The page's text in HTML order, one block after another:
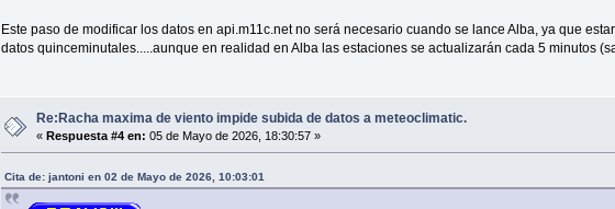
Este paso de modificar los datos en api.m11c.net no será necesario cuando se lance Alba, ya que
datos quinceminutales.....aunque en realidad en Alba las estaciones se actualizarán cada 5 minutos
Re:Racha maxima de viento impide subida de datos a meteoclimatic.
«Respuesta #4 en: 05 de Mayo de 2026, 18:30:57 »
Cita de: jantoni en 02 de Mayo de 2026, 10:03:01